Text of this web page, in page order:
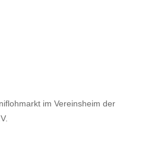
im Vereinsheim der